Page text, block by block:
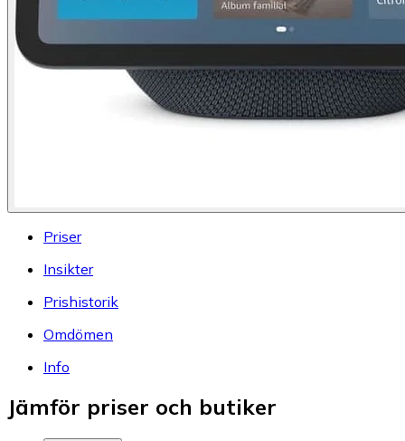
Priser
Insikter
Prishistorik
Omdömen
Info
Jämför priser och butiker